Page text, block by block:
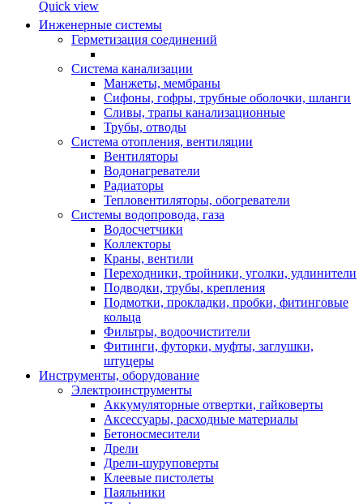
Quick view
Инженерные системы
Герметизация соединений
Система канализации
Манжеты, мембраны
Сифоны, гофры, трубные оболочки, шланги
Сливы, трапы канализационные
Трубы, отводы
Система отопления, вентиляции
Вентиляторы
Водонагреватели
Радиаторы
Тепловентиляторы, обогреватели
Системы водопровода, газа
Водосчетчики
Коллекторы
Краны, вентили
Переходники, тройники, уголки, удлинители
Подводки, трубы, крепления
Подмотки, прокладки, пробки, фитинговые
кольца
Фильтры, водоочистители
Фитинги, футорки, муфты, заглушки,
штуцеры
Инструменты, оборудование
Электроинструменты
Аккумуляторные отвертки, гайковерты
Аксессуары, расходные материалы
Бетоносмесители
Дрели
Дрели-шуруповерты
Клеевые пистолеты
Паяльники